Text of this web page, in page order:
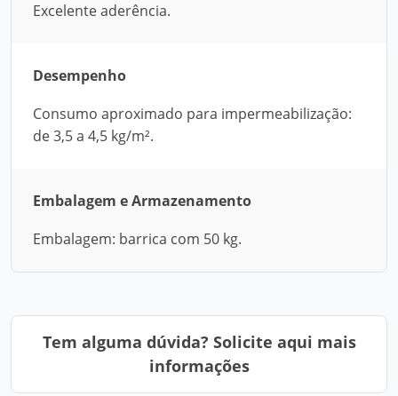
Excelente aderência.
Desempenho
Consumo aproximado para impermeabilização:
de 3,5 a 4,5 kg/m².
Embalagem e Armazenamento
Embalagem: barrica com 50 kg.
Tem alguma dúvida? Solicite aqui mais
informações